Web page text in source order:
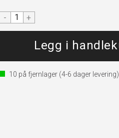
- +
10 på fjernlager(4-6 dager levering)